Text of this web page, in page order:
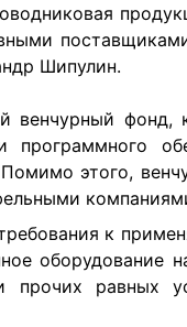
Шипулин.
венчурный
программного
этого,
к
прочих равных